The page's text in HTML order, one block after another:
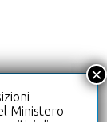
Ministero
×